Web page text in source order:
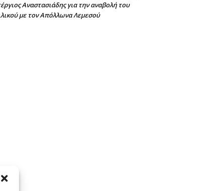
Αναστασιάδης για την αναβολή του
με τον Απόλλωνα Λεμεσού